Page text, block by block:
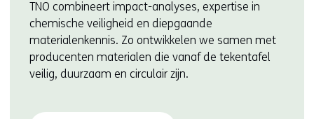
TNO combineert impact-analyses, expertise in
chemische veiligheid en diepgaande
materialenkennis. Zo ontwikkelen we samen met
producenten materialen die vanaf de tekentafel
veilig, duurzaam en circulair zijn.